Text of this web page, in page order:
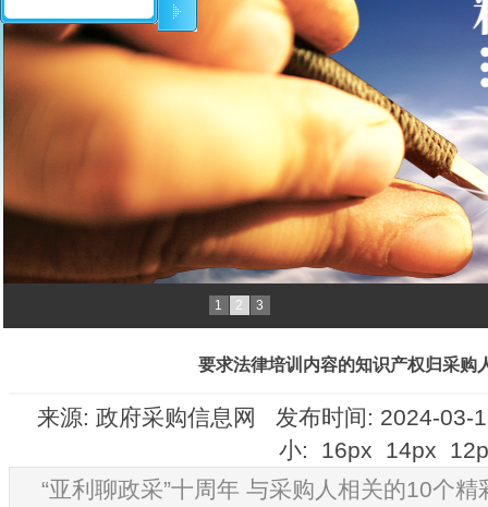
1 2 3
要求法律培训内容的知识产权归采购
来源: 政府采购信息网 发布时间: 2024-
小: 16px 14px
“亚利聊政采”十周年 与采购人相关的10个精